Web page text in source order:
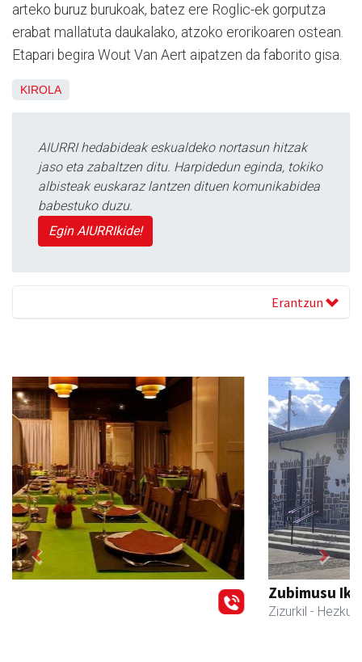
arteko buruz burukoak, batez ere Roglic-ek gorputza
erabat mallatuta daukalako, atzoko erorikoaren ostean.
Etapari begira Wout Van Aert aipatzen da faborito gisa.
KIROLA
AIURRI hedabideak eskualdeko nortasun hitzak
jaso eta zabaltzen ditu. Harpidedun eginda, tokiko
albisteak euskaraz lantzen dituen komunikabidea
babestuko duzu.
Egin AIURRIkide!
Erantzun
Previous Next